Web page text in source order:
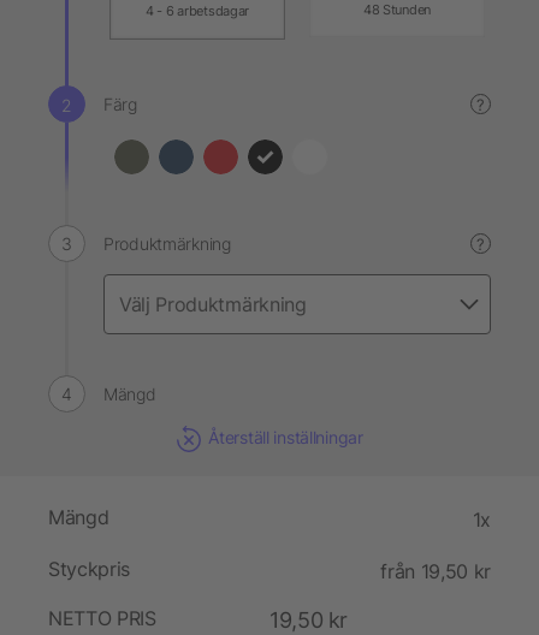
4 - 6 arbetsdagar 48 Stunden
Färg ?
Produktmärkning ?
Mängd
Återställ inställningar
Mängd 1x
Styckpris
från 19,50 kr
NETTO PRIS
19,50 kr